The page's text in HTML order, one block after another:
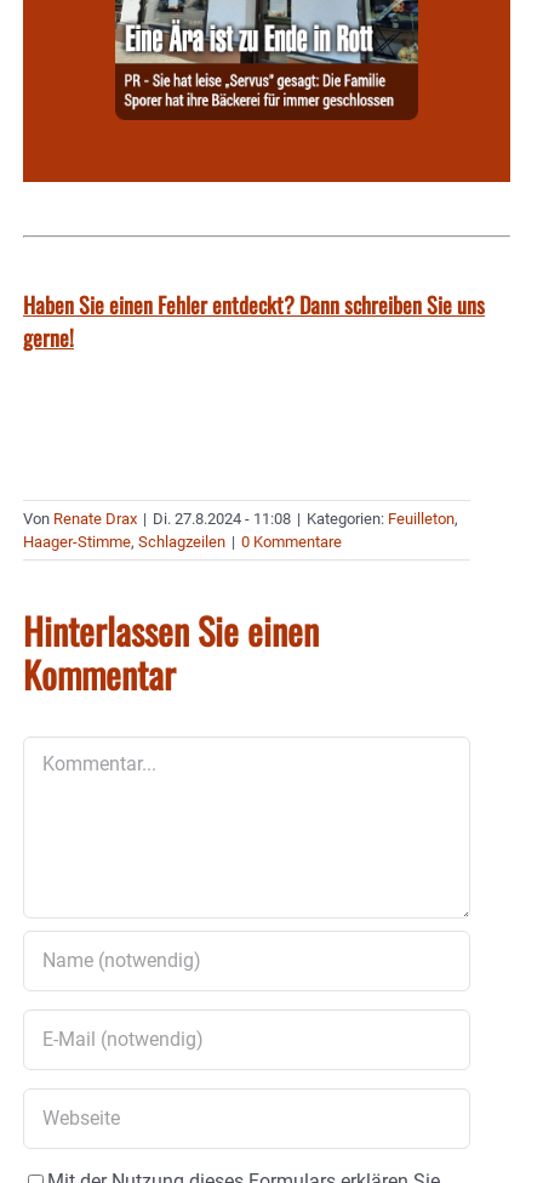
Haben Sie einen Fehler entdeckt? Dann schreiben Sie uns
gerne!
Von Renate Drax | Di. 27.8.2024 - 11:08 | Kategorien: Feuilleton,
Haager-Stimme, Schlagzeilen | 0 Kommentare
Hinterlassen Sie einen
Kommentar